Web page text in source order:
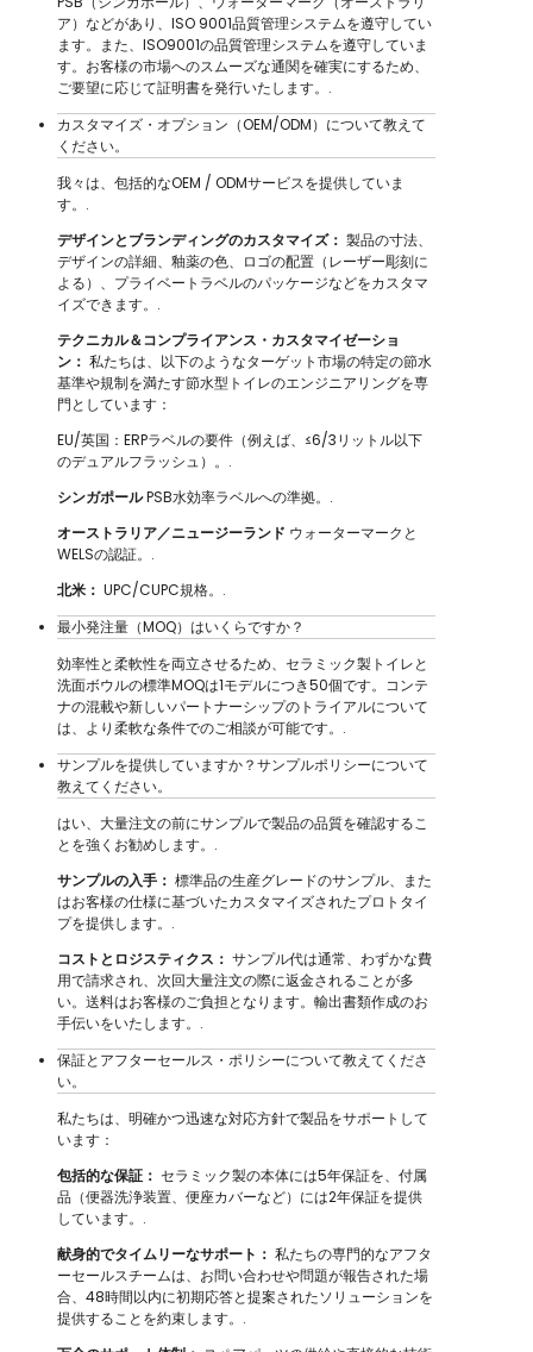
ア）などがあり、ISO 9001品質管理システムを遵守してい
ます。また、ISO9001の品質管理システムを遵守していま
す。お客様の市場へのスムーズな通関を確実にするため、
ご要望に応じて証明書を発行いたします。.
カスタマイズ・オプション（OEM/ODM）について教えて
ください。
我々は、包括的なOEM / ODMサービスを提供していま
す。.
デザインとブランディングのカスタマイズ： 製品の寸法、
デザインの詳細、釉薬の色、ロゴの配置（レーザー彫刻に
よる）、プライベートラベルのパッケージなどをカスタマ
イズできます。.
テクニカル＆コンプライアンス・カスタマイゼーショ
ン： 私たちは、以下のようなターゲット市場の特定の節水
基準や規制を満たす節水型トイレのエンジニアリングを専
門としています：
EU/英国：ERPラベルの要件（例えば、≤6/3リットル以下
のデュアルフラッシュ）。.
シンガポールPSB水効率ラベルへの準拠。.
オーストラリア／ニュージーランド ウォーターマークと
WELSの認証。.
北米： UPC/CUPC規格。.
最小発注量（MOQ）はいくらですか？
効率性と柔軟性を両立させるため、セラミック製トイレと
洗面ボウルの標準MOQは1モデルにつき50個です。コンテ
ナの混載や新しいパートナーシップのトライアルについて
は、より柔軟な条件でのご相談が可能です。.
サンプルを提供していますか？サンプルポリシーについて
教えてください。
はい、大量注文の前にサンプルで製品の品質を確認するこ
とを強くお勧めします。.
サンプルの入手： 標準品の生産グレードのサンプル、また
はお客様の仕様に基づいたカスタマイズされたプロトタイ
プを提供します。.
コストとロジスティクス： サンプル代は通常、わずかな費
用で請求され、次回大量注文の際に返金されることが多
い。送料はお客様のご負担となります。輸出書類作成のお
手伝いをいたします。.
保証とアフターセールス・ポリシーについて教えてくださ
い。
私たちは、明確かつ迅速な対応方針で製品をサポートして
います：
包括的な保証： セラミック製の本体には5年保証を、付属
品（便器洗浄装置、便座カバーなど）には2年保証を提供
しています。.
献身的でタイムリーなサポート： 私たちの専門的なアフタ
ーセールスチームは、お問い合わせや問題が報告された場
合、48時間以内に初期応答と提案されたソリューションを
提供することを約束します。.